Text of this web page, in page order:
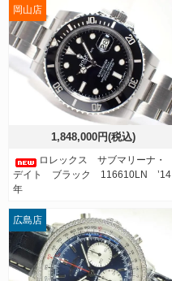
1,848,000円(税込)
ロレックス サブマリーナ・
デイト ブラック 116610LN ’14
年
岡山店
広島店